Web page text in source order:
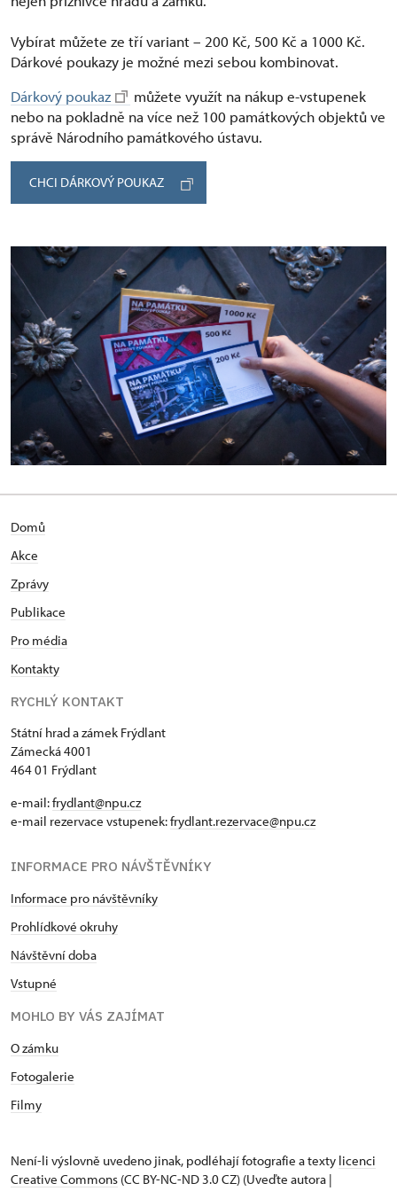
Vybírat můžete ze tří variant –⁠ 200 Kč, 500 Kč a 1000 Kč.
Dárkové poukazy je možné mezi sebou kombinovat.
Dárkový poukaz
můžete využít na nákup e-vstupenek
nebo na pokladně na více než 100 památkových objektů ve
správě Národního památkového ústavu.
CHCI DÁRKOVÝ POUKAZ
Domů
Akce
Zprávy
Publikace
Pro média
Kontakty
RYCHLÝ KONTAKT
Státní hrad a zámek Frýdlant
Zámecká 4001
464 01 Frýdlant
e-mail:frydlant@npu.cz
e-mail rezervace vstupenek:frydlant.rezervace@npu.cz
INFORMACE PRO NÁVŠTĚVNÍKY
Informace pro návštěvníky
Prohlídkové okruhy
Návštěvní doba
Vstupné
MOHLO BY VÁS ZAJÍMAT
O zámku
Fotogalerie
Filmy
Není-li výslovně uvedeno jinak, podléhají fotografie a texty licenci
Creative Commons (CC BY-NC-ND 3.0 CZ) (Uveďte autora |